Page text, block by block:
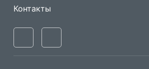
Контакты